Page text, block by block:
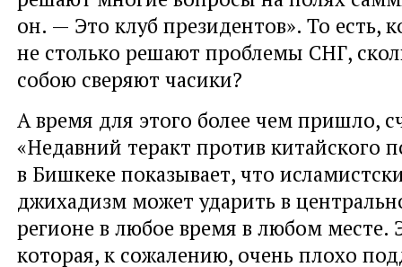
он. — Это клуб президентов». То есть,
не столько решают проблемы СНГ,
собою сверяют часики?
А время для этого более чем пришло,
«Недавний теракт против китайского
в Бишкеке показывает, что
джихадизм может ударить в
регионе в любое время в любом месте.
которая, к сожалению, очень плохо